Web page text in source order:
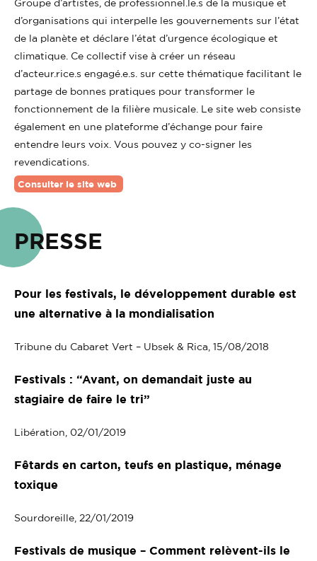
Groupe d’artistes, de professionnel.le.s de la musique et
d’organisations qui interpelle les gouvernements sur l’état
de la planète et déclare l’état d’urgence écologique et
climatique. Ce collectif vise à créer un réseau
d’acteur.rice.s engagé.e.s. sur cette thématique facilitant le
partage de bonnes pratiques pour transformer le
fonctionnement de la filière musicale. Le site web consiste
également en une plateforme d’échange pour faire
entendre leurs voix. Vous pouvez y co-signer les
revendications.
Consulter le site web
PRESSE
Pour les festivals, le développement durable est
une alternative à la mondialisation
Tribune du Cabaret Vert – Ubsek & Rica, 15/08/2018
Festivals : “Avant, on demandait juste au
stagiaire de faire le tri”
Libération, 02/01/2019
Fêtards en carton, teufs en plastique, ménage
toxique
Sourdoreille, 22/01/2019
Festivals de musique – Comment relèvent-ils le